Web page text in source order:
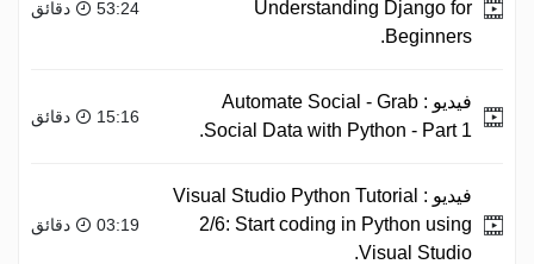
Understanding Django for
Beginners.
53:24 دقائق
فيديو : Automate Social - Grab
Social Data with Python - Part 1.
15:16 دقائق
فيديو : Visual Studio Python Tutorial
2/6: Start coding in Python using
Visual Studio.
03:19 دقائق